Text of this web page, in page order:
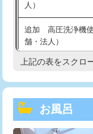
人）
追加 高圧洗浄機
舗・法人）
高度高圧洗浄換
トーラー機使用/3m
上記の表をスクロ
お風呂